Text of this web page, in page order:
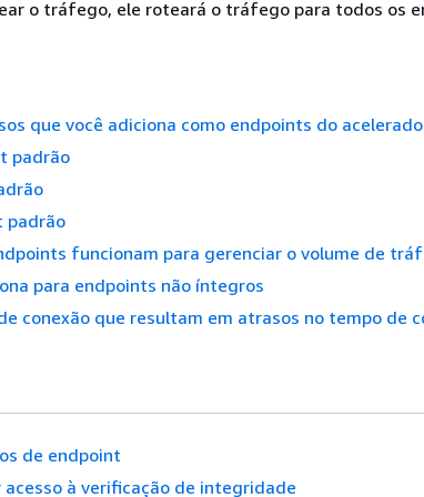
o tráfego, ele roteará o tráfego para todos os
que você adiciona como endpoints do
padrão
padrão
funcionam para gerenciar o volume de
para endpoints não íntegros
conexão que resultam em atrasos no tempo de
de endpoint
acesso à verificação de integridade